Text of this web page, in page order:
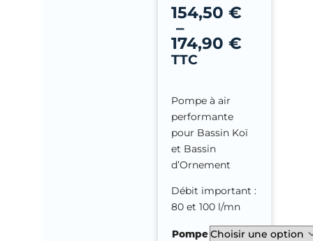
154,50 €
–
174,90 €
de
154,50 €
TTC
Pompe à air
performante
pour Bassin Koï
et Bassin
d’Ornement
Débit important :
80 et 100 l/mn
Pompe
quantité